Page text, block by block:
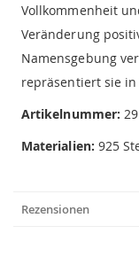
Vollkommenheit
Veränderung
Namensgebung
repräsentiert sie
Artikelnummer:
Materialien: 925
Rezensionen